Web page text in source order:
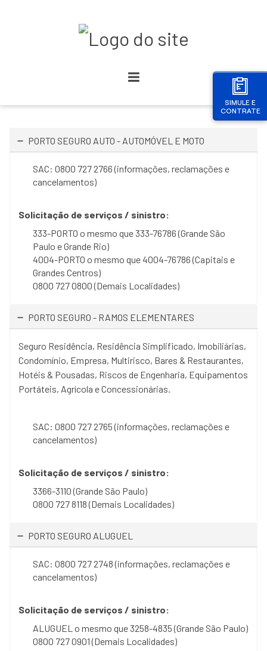
SIMULE E
CONTRATE
PORTO SEGURO AUTO - AUTOMÓVEL E MOTO
SAC: 0800 727 2766 (informações, reclamações e
cancelamentos)
Solicitação de serviços / sinistro:
333-PORTO o mesmo que 333-76786 (Grande São
Paulo e Grande Rio)
4004-PORTO o mesmo que 4004-76786 (Capitais e
Grandes Centros)
0800 727 0800 (Demais Localidades)
PORTO SEGURO - RAMOS ELEMENTARES
Seguro Residência, Residência Simplificado, Imobiliárias,
Condomínio, Empresa, Multirisco, Bares & Restaurantes,
Hotéis & Pousadas, Riscos de Engenharia, Equipamentos
Portáteis, Agrícola e Concessionárias.
SAC: 0800 727 2765 (informações, reclamações e
cancelamentos)
Solicitação de serviços / sinistro:
3366-3110 (Grande São Paulo)
0800 727 8118 (Demais Localidades)
PORTO SEGURO ALUGUEL
SAC: 0800 727 2748 (informações, reclamações e
cancelamentos)
Solicitação de serviços / sinistro:
ALUGUEL o mesmo que 3258-4835 (Grande São Paulo)
0800 727 0901 (Demais Localidades)